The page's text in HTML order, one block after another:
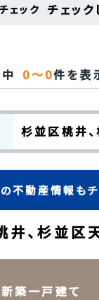
ェック チェッ
0～0件を表
杉並区桃井
不動産情報も
井、杉並区
新築一戸建て